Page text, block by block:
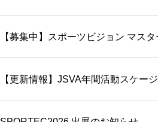
【募集中】スポーツビジョン マス
【更新情報】JSVA年間活動スケー